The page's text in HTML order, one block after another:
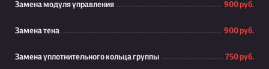
Замена модуля управления 900 руб.
Замена тена 900 руб.
Замена уплотнительного кольца группы 750 руб.